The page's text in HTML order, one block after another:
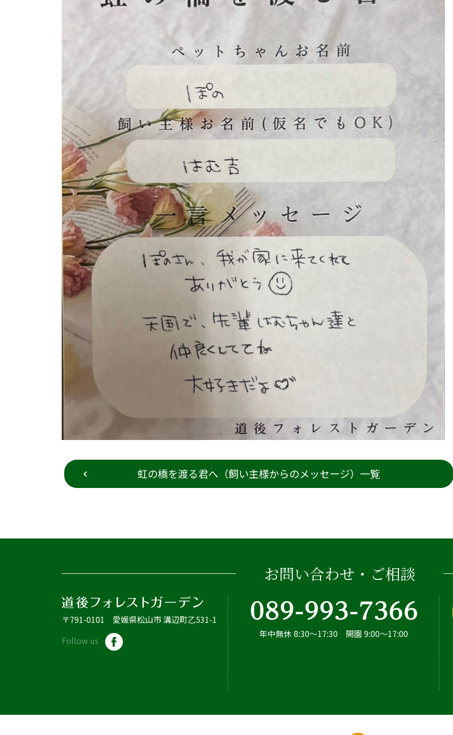
虹の橋を渡る君へ（飼い主様からのメッセージ）一覧
お問い合わせ・ご相談
〒791-0101 愛媛県松山市 溝辺町乙531-1
Follow us
年中無休 8:30～17:30 開園 9:00～17:00